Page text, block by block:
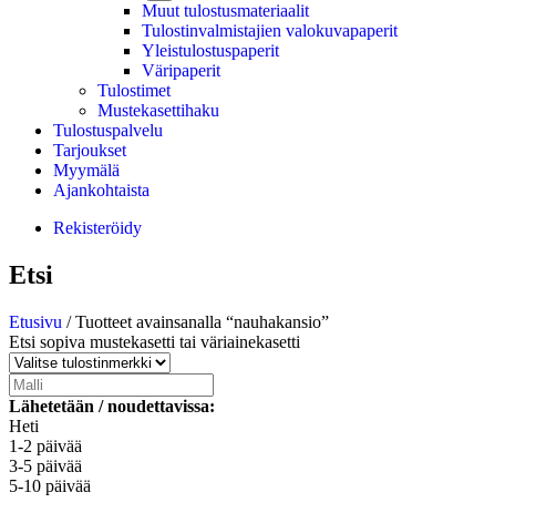
Muut tulostusmateriaalit
Tulostinvalmistajien valokuvapaperit
Yleistulostuspaperit
Väripaperit
Tulostimet
Mustekasettihaku
Tulostuspalvelu
Tarjoukset
Myymälä
Ajankohtaista
Rekisteröidy
Etsi
Etusivu / Tuotteet avainsanalla “nauhakansio”
Etsi sopiva mustekasetti tai väriainekasetti
Lähetetään / noudettavissa:
Heti
1-2 päivää
3-5 päivää
5-10 päivää